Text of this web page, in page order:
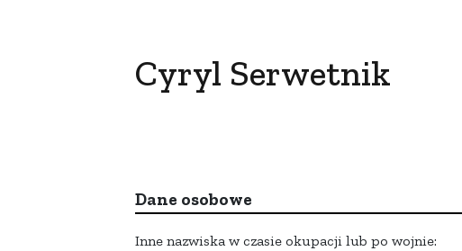
Cyryl Serwetnik
Dane osobowe
Inne nazwiska w czasie okupacji lub po wojnie: